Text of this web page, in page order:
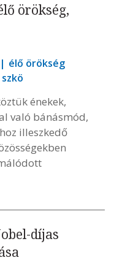
örökség,
élő örökség
énekek,
való bánásmód,
illeszkedő
díjas